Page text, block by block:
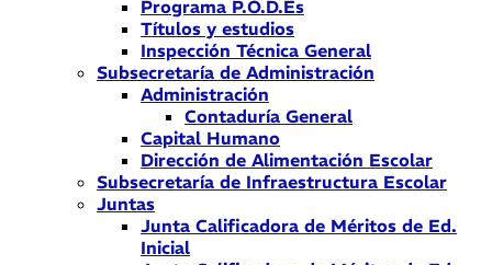
Programa P.O.D.Es
Títulos y estudios
Inspección Técnica General
Subsecretaría de Administración
Administración
Contaduría General
Capital Humano
Dirección de Alimentación Escolar
Subsecretaría de Infraestructura Escolar
Juntas
Junta Calificadora de Méritos de Ed.
Inicial